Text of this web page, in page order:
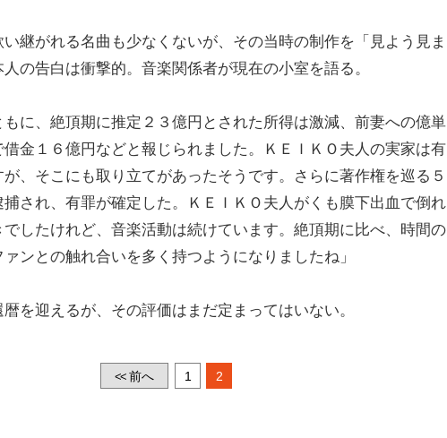
継がれる名曲も少なくないが、その当時の制作を「見よう見ま
の告白は衝撃的。音楽関係者が現在の小室を語る。
もに、絶頂期に推定２３億円とされた所得は激減、前妻への億単
金１６億円などと報じられました。ＫＥＩＫＯ夫人の実家は有
、そこにも取り立てがあったそうです。さらに著作権を巡る５
され、有罪が確定した。ＫＥＩＫＯ夫人がくも膜下出血で倒れ
でしたけれど、音楽活動は続けています。絶頂期に比べ、時間の
ンとの触れ合いを多く持つようになりましたね」
を迎えるが、その評価はまだ定まってはいない。
<<前へ 1 2